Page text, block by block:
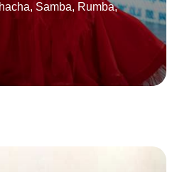
Samba, Rumba,